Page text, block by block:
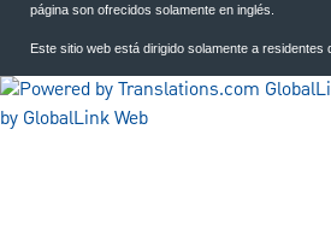
página son ofrecidos solamente en inglés.
Este sitio web está dirigido solamente a residentes
by GlobalLink Web